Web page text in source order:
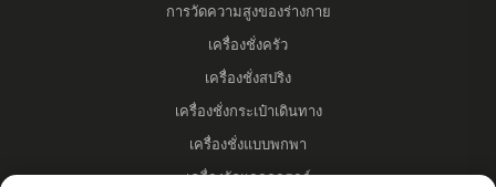
การวัดความสูงของร่างกาย
เครื่องชั่งครัว
เครื่องชั่งสปริง
เครื่องชั่งกระเป๋าเดินทาง
เครื่องชั่งแบบพกพา
เครื่องวัดแอลกอฮอล์